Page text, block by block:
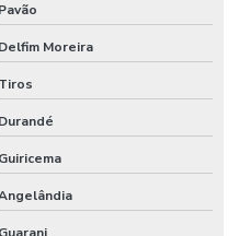
Pavão
Delfim Moreira
Tiros
Durandé
Guiricema